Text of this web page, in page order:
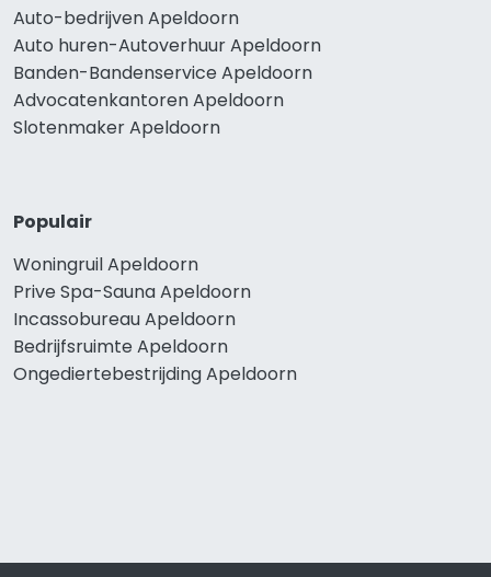
Auto-bedrijven Apeldoorn
Auto huren-Autoverhuur Apeldoorn
Banden-Bandenservice Apeldoorn
Advocatenkantoren Apeldoorn
Slotenmaker Apeldoorn
Populair
Woningruil Apeldoorn
Prive Spa-Sauna Apeldoorn
Incassobureau Apeldoorn
Bedrijfsruimte Apeldoorn
Ongediertebestrijding Apeldoorn